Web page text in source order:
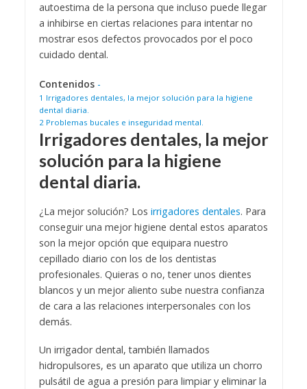
autoestima de la persona que incluso puede llegar
a inhibirse en ciertas relaciones para intentar no
mostrar esos defectos provocados por el poco
cuidado dental.
Contenidos -
1 Irrigadores dentales, la mejor solución para la higiene
dental diaria.
2 Problemas bucales e inseguridad mental.
Irrigadores dentales, la mejor
solución para la higiene
dental diaria.
¿La mejor solución? Los irrigadores dentales. Para
conseguir una mejor higiene dental estos aparatos
son la mejor opción que equipara nuestro
cepillado diario con los de los dentistas
profesionales. Quieras o no, tener unos dientes
blancos y un mejor aliento sube nuestra confianza
de cara a las relaciones interpersonales con los
demás.
Un irrigador dental, también llamados
hidropulsores, es un aparato que utiliza un chorro
pulsátil de agua a presión para limpiar y eliminar la